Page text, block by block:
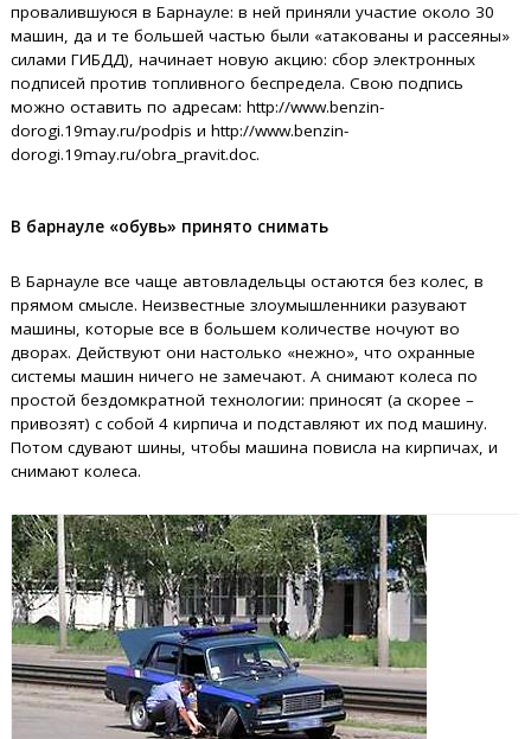
провалившуюся в Барнауле: в ней приняли участие около 30
машин, да и те большей частью были «атакованы и рассеяны»
силами ГИБДД), начинает новую акцию: сбор электронных
подписей против топливного беспредела. Свою подпись
можно оставить по адресам: http://www.benzin-
dorogi.19may.ru/podpis и http://www.benzin-
dorogi.19may.ru/obra_pravit.doc.
В барнауле «обувь» принято снимать
В Барнауле все чаще автовладельцы остаются без колес, в
прямом смысле. Неизвестные злоумышленники разувают
машины, которые все в большем количестве ночуют во
дворах. Действуют они настолько «нежно», что охранные
системы машин ничего не замечают. А снимают колеса по
простой бездомкратной технологии: приносят (а скорее –
привозят) с собой 4 кирпича и подставляют их под машину.
Потом сдувают шины, чтобы машина повисла на кирпичах, и
снимают колеса.